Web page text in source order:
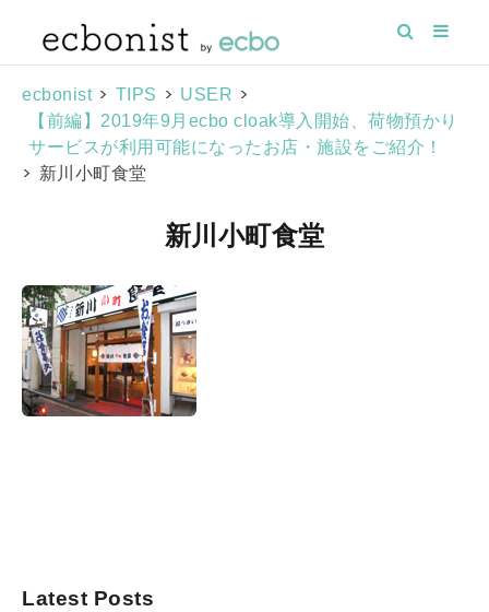
ecbonist > TIPS > USER >
【前編】2019年9月ecbo cloak導入開始、荷物預かり
サービスが利用可能になったお店・施設をご紹介！
> 新川小町食堂
新川小町食堂
Latest Posts